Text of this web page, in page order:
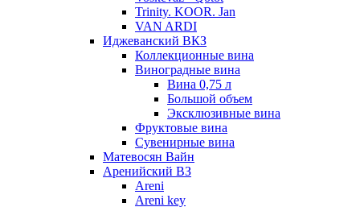
Trinity. KOOR. Jan
VAN ARDI
Иджеванский ВКЗ
Коллекционные вина
Виноградные вина
Вина 0,75 л
Большой объем
Эксклюзивные вина
Фруктовые вина
Cувенирные вина
Матевосян Вайн
Аренийский ВЗ
Areni
Areni key